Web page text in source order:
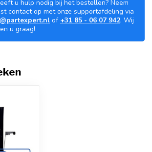
u hulp nodig bij het bestellen? Neem
contact op met onze supportafdeling via
of +31 85 - 06 07 942. Wij
u graag!